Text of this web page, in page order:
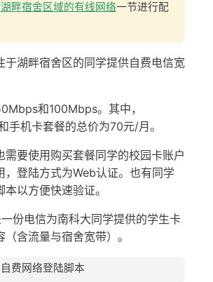
湖畔宿舍区域的有线网络一节进行配
于湖畔宿舍区的同学提供自费电信宽
和100Mbps。其中，
手机卡套餐的总价为70元/月。
需要使用购买套餐同学的校园卡账户
，登陆方式为Web认证。也有同学
以方便快速验证。
份电信为南科大同学提供的学生卡
含流量与宿舍宽带）。
费网络登陆脚本